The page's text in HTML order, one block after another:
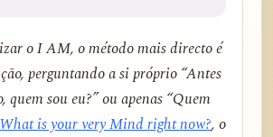
o I AM, o método mais directo é
perguntando a si próprio “Antes
quem sou eu?” ou apenas “Quem
What is your very Mind right now?, o